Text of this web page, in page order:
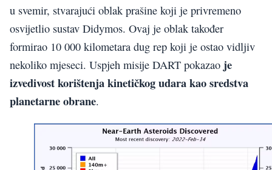
u svemir, stvarajući oblak prašine koji je privremeno
osvijetlio sustav Didymos. Ovaj je oblak također
formirao 10 000 kilometara dug rep koji je ostao vidljiv
nekoliko mjeseci. Uspjeh misije DART pokazao je
izvedivost korištenja kinetičkog udara kao sredstva
planetarne obrane.